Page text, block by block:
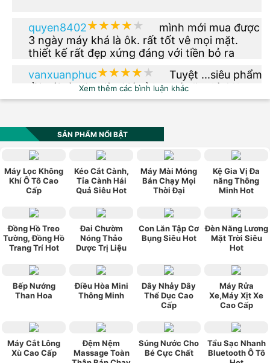
quyen8402★★★★★
★★★★★
mình mới mua được
3 ngày máy khá là ôk. rất tốt vê mọi mặt.
thiết kế rất đẹp xứng đáng với tiền bỏ ra
vanxuanphuc★★★★★
★★★★★
Tuyệt ...siêu phẩm
rồi nói gì nữa giờ. Giá rẻ hơn tí nữa thì OK.
màu xanh dạ quang đi nhé
vn0984_520★★★★★
★★★★★
Sản phẩm có kiểu
dáng đẹp, hợp thời trang, phù hợp với túi
tiền, chính sách bảo hành tốt. Rất hài lòng về
sản phẩm này.
ngoquan112 ★★★★★
★★★★★
Mua cho ba mình
xài được hơn 1 tháng rồi , giá cả hợp lý , vừa
túi tiền , máy gọn nhẹ , ba mình rất vừa ý .
Xem thêm các bình luận khác
SẢN PHẨM NỔI BẬT
Máy Lọc Không
Khí Ô Tô Cao
Cấp
Kéo Cắt Cành,
Tỉa Cành Hái
Quả Siêu Hot
Máy Mài Móng
Bán Chạy Mọi
Thời Đại
Kệ Gia Vị Đa
năng Thông
Minh Hot
Đồng Hồ Treo
Tường, Đồng Hồ
Trang Trí Hot
Đai Chườm
Nóng Thảo
Dược Trị Liệu
Con Lăn Tập Cơ
Bụng Siêu Hot
Đèn Năng Lương
Mặt Trời Siêu
Hot
Bếp Nướng
Than Hoa
Điều Hòa Mini
Thông Minh
Dây Nhảy Dây
Thể Dục Cao
Cấp
Máy Rửa
Xe,Máy Xịt Xe
Cao Cấp
Máy Cắt Lông
Xù Cao Cấp
Đệm Nệm
Massage Toàn
Súng Nước Cho
Bé Cực Chất
Tẩu Sạc Nhanh
Bluetooth Ô Tô